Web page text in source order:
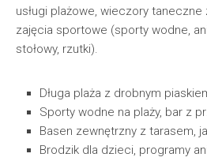
usługi plażowe, wieczory taneczne
zajęcia sportowe (sporty wodne,
stołowy, rzutki).
Długa plaża z drobnym
Sporty wodne na plaży, bar z
Basen zewnętrzny z tarasem,
Brodzik dla dzieci, programy